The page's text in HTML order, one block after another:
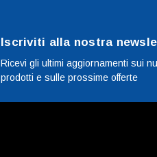
Iscriviti alla nostra
Ricevi gli ultimi aggiornamenti sui
prodotti e sulle prossime offerte